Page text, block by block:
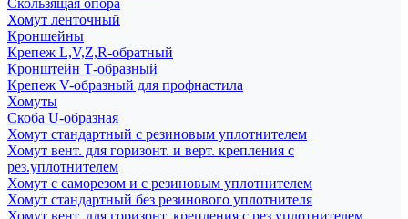
Скользящая опора
Хомут ленточный
Кроншейны
Крепеж L,V,Z,R-обратный
Кронштейн Т-образный
Крепеж V-образный для профнастила
Хомуты
Скоба U-образная
Хомут стандартный с резиновым уплотнителем
Хомут вент. для горизонт. и верт. крепления с
рез.уплотнителем
Хомут с саморезом и с резиновым уплотнителем
Хомут стандартный без резинового уплотнителя
Хомут вент. для горизонт. крепления с рез.уплотнителем